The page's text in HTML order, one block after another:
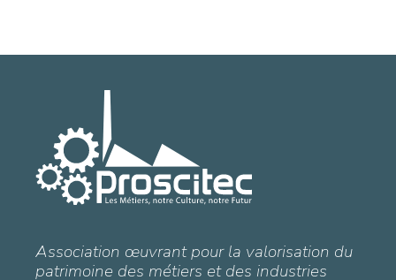
Association œuvrant pour la valorisation du
patrimoine des métiers et des industries